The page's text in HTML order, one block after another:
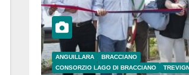
ANGUILLARA
BRACCIANO
CONSORZIO LAGO DI BRACCIANO